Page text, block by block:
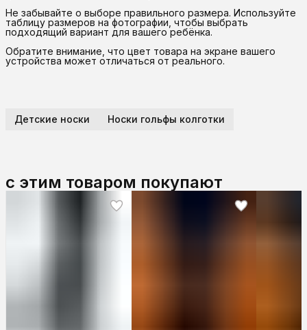
Не забывайте о выборе правильного размера. Используйте
таблицу размеров на фотографии, чтобы выбрать
подходящий вариант для вашего ребёнка.
Обратите внимание, что цвет товара на экране вашего
устройства может отличаться от реального.
Детские носки Носки гольфы колготки
с этим товаром покупают